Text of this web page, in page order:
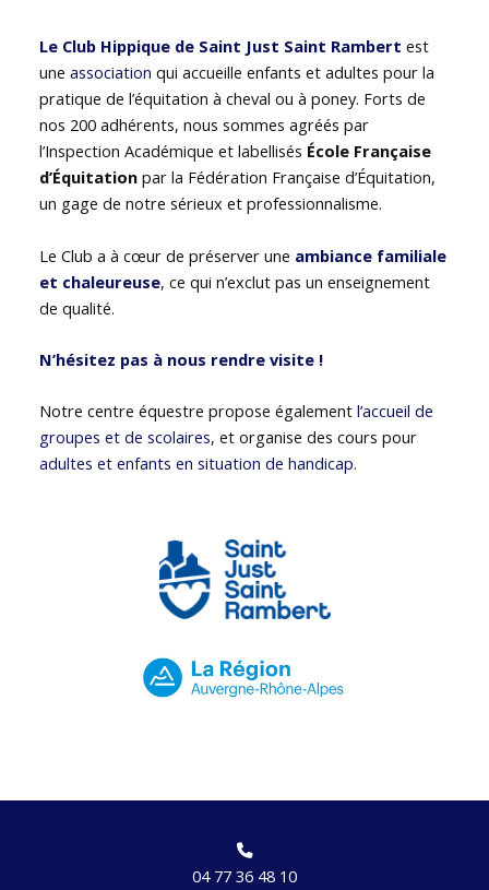
Le Club Hippique de Saint Just Saint Rambert est
uneassociation qui accueille enfants et adultes pour la
pratique de l’équitation à cheval ou à poney. Forts de
nos 200 adhérents, nous sommes agréés par
l’Inspection Académique et labellisés École Française
d’Équitation par la Fédération Française d’Équitation,
un gage de notre sérieux et professionnalisme.
Le Club a à cœur de préserver une ambiance familiale
et chaleureuse, ce qui n’exclut pas un enseignement
de qualité.
N’hésitez pas à nous rendre visite !
Notre centre équestre propose égalementl’accueil de
groupes et de scolaires, et organise des cours pour
adultes et enfants en situation de handicap.
04 77 36 48 10